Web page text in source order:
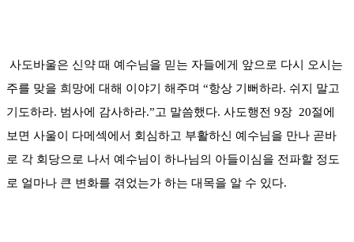
사도바울은 신약 때 예수님을 믿는 자들에게 앞으로 다시 오시는
주를 맞을 희망에 대해 이야기 해주며 “항상 기뻐하라. 쉬지 말고
기도하라. 범사에 감사하라.”고 말씀했다. 사도행전 9장 20절에
보면 사울이 다메섹에서 회심하고 부활하신 예수님을 만나 곧바
로 각 회당으로 나서 예수님이 하나님의 아들이심을 전파할 정도
로 얼마나 큰 변화를 겪었는가 하는 대목을 알 수 있다.